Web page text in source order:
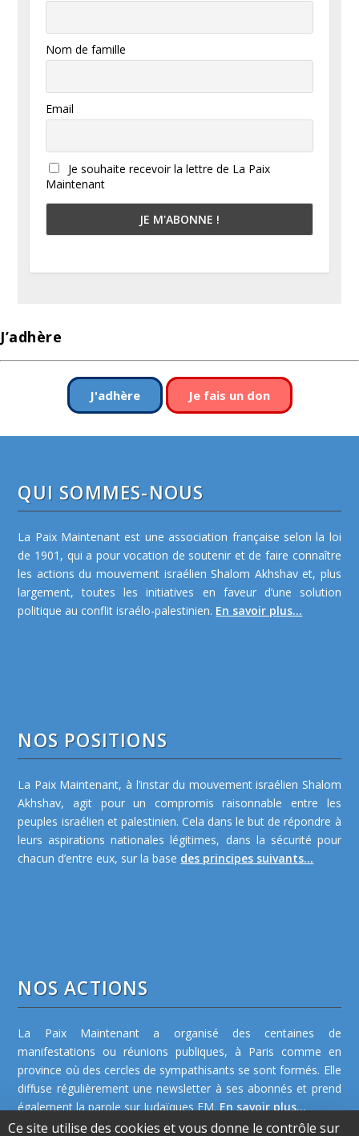
Nom de famille
Email
Je souhaite recevoir la lettre de La Paix
Maintenant
J’adhère
J'adhère Je fais un don
QUI SOMMES-NOUS
La Paix Maintenant est une association française selon la loi
de 1901, qui a pour vocation de soutenir et de faire connaître
les actions du mouvement israélien Shalom Akhshav et, plus
largement, toutes les initiatives en faveur d’une solution
politique au conflit israélo-palestinien. En savoir plus...
NOS POSITIONS
La Paix Maintenant, à l’instar du mouvement israélien Shalom
Akhshav, agit pour un compromis raisonnable entre les
peuples israélien et palestinien. Cela dans le but de répondre à
leurs aspirations nationales légitimes, dans la sécurité pour
chacun d’entre eux, sur la base des principes suivants...
NOS ACTIONS
La Paix Maintenant a organisé des centaines de
manifestations ou réunions publiques, à Paris comme en
province où des cercles de sympathisants se sont formés. Elle
diffuse régulièrement une newsletter à ses abonnés et prend
également la parole sur Judaïques FM. En savoir plus...
Ce site utilise des cookies et vous donne le contrôle sur